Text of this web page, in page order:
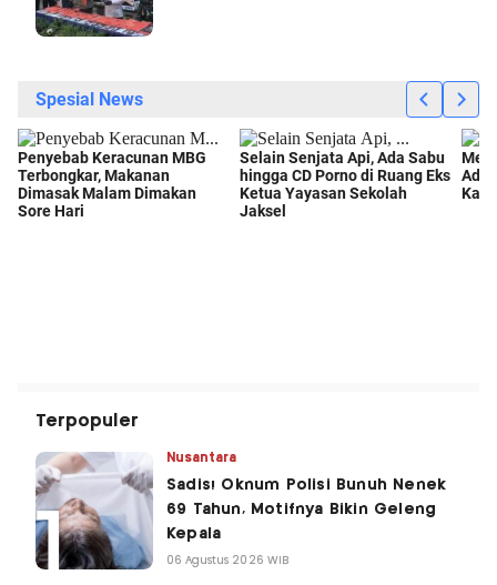
Terpopuler
Nusantara
Sadis! Oknum Polisi Bunuh Nenek
69 Tahun, Motifnya Bikin Geleng
Kepala
06 Agustus 2026 WIB